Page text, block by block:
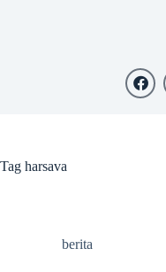
Tag harsava
berita